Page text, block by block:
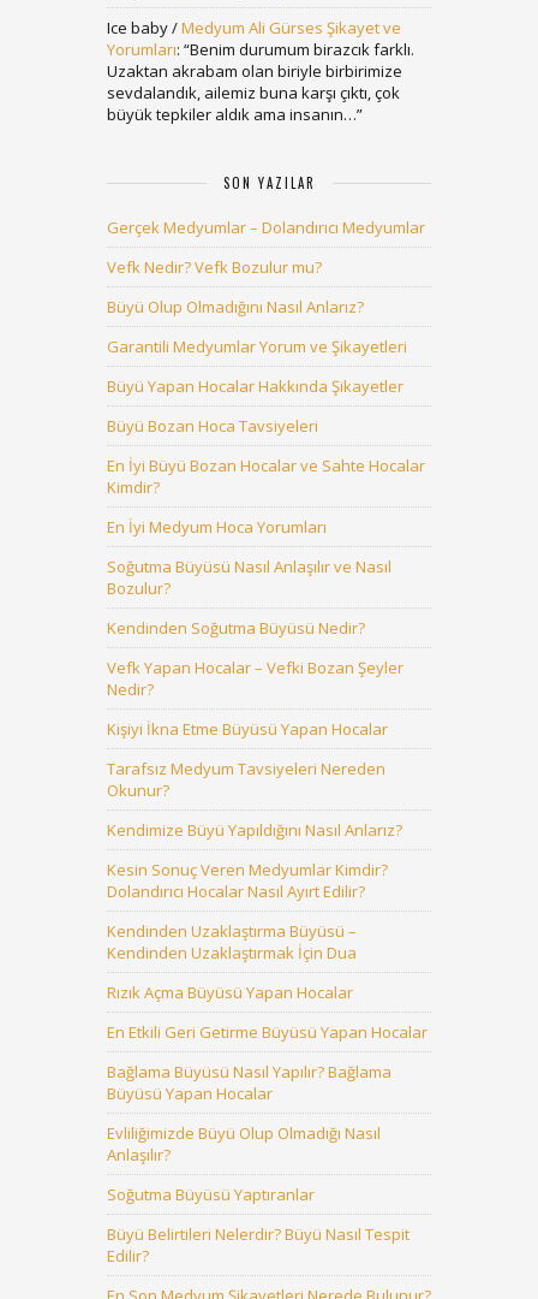
Ice baby/Medyum Ali Gürses Şikayet ve
Yorumları: “Benim durumum birazcık farklı.
Uzaktan akrabam olan biriyle birbirimize
sevdalandık, ailemiz buna karşı çıktı, çok
büyük tepkiler aldık ama insanın…”
SON YAZILAR
Gerçek Medyumlar – Dolandırıcı Medyumlar
Vefk Nedir? Vefk Bozulur mu?
Büyü Olup Olmadığını Nasıl Anlarız?
Garantili Medyumlar Yorum ve Şikayetleri
Büyü Yapan Hocalar Hakkında Şikayetler
Büyü Bozan Hoca Tavsiyeleri
En İyi Büyü Bozan Hocalar ve Sahte Hocalar
Kimdir?
En İyi Medyum Hoca Yorumları
Soğutma Büyüsü Nasıl Anlaşılır ve Nasıl
Bozulur?
Kendinden Soğutma Büyüsü Nedir?
Vefk Yapan Hocalar – Vefki Bozan Şeyler
Nedir?
Kişiyi İkna Etme Büyüsü Yapan Hocalar
Tarafsız Medyum Tavsiyeleri Nereden
Okunur?
Kendimize Büyü Yapıldığını Nasıl Anlarız?
Kesin Sonuç Veren Medyumlar Kimdir?
Dolandırıcı Hocalar Nasıl Ayırt Edilir?
Kendinden Uzaklaştırma Büyüsü –
Kendinden Uzaklaştırmak İçin Dua
Rızık Açma Büyüsü Yapan Hocalar
En Etkili Geri Getirme Büyüsü Yapan Hocalar
Bağlama Büyüsü Nasıl Yapılır? Bağlama
Büyüsü Yapan Hocalar
Evliliğimizde Büyü Olup Olmadığı Nasıl
Anlaşılır?
Soğutma Büyüsü Yaptıranlar
Büyü Belirtileri Nelerdir? Büyü Nasıl Tespit
Edilir?